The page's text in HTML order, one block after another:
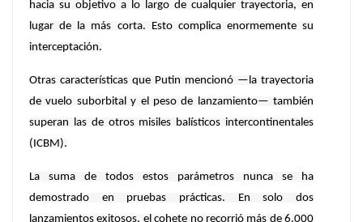
hacia su objetivo a lo largo de cualquier trayectoria, en
lugar de la más corta. Esto complica enormemente su
interceptación.
Otras características que Putin mencionó —la trayectoria
de vuelo suborbital y el peso de lanzamiento— también
superan las de otros misiles balísticos intercontinentales
(ICBM).
La suma de todos estos parámetros nunca se ha
demostrado en pruebas prácticas. En solo dos
lanzamientos exitosos, el cohete no recorrió más de 6.000